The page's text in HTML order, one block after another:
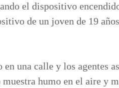
el dispositivo
de un joven de 19
una calle y los agentes
humo en el aire y